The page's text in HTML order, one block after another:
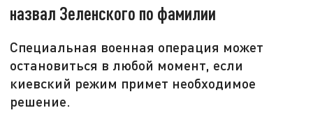
назвал Зеленского по фамилии
Специальная военная операция может
остановиться в любой момент, если
киевский режим примет необходимое
решение.